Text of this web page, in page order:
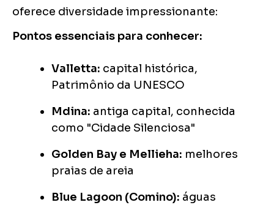
oferece diversidade impressionante:
Pontos essenciais para conhecer:
Valletta: capital histórica,
Patrimônio da UNESCO
Mdina: antiga capital, conhecida
como "Cidade Silenciosa"
Golden Bay e Mellieha: melhores
praias de areia
Blue Lagoon (Comino): águas